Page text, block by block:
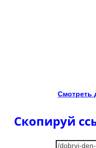
Смотреть
Скопируй